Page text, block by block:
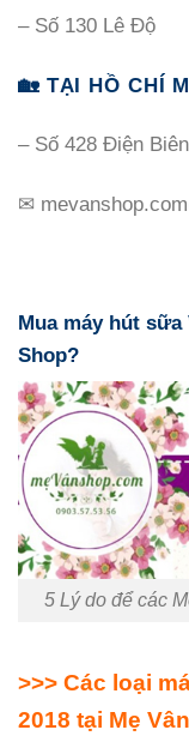
– Số 130 Lê Độ
🏡 TẠI HỒ CHÍ
– Số 428 Điện
✉
Mua máy hút
Shop?
5 Lý do để các
>>> Các loại
2018 tại Mẹ